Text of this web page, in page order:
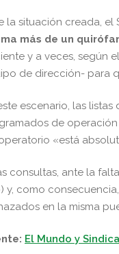
la situación creada,
más de un
y a veces, según
de dirección- para
escenario, las
de
«está
consultas, ante la
y, como
en la misma
El Mundo y